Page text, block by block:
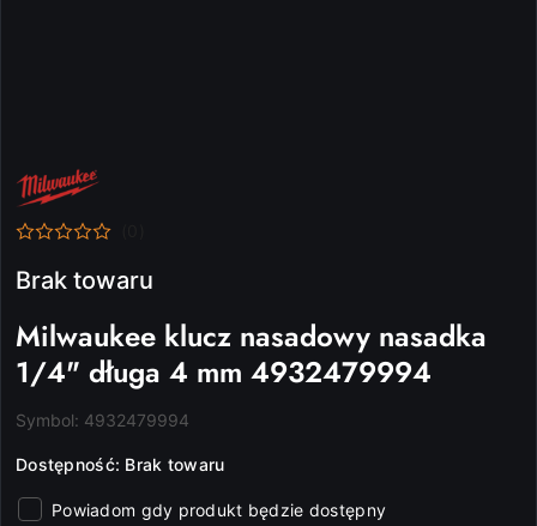
NAZWA
PRODUCENTA:
MILWAUKEE
Brak towaru
Milwaukee klucz nasadowy nasadka
1/4" długa 4 mm 4932479994
Symbol: 4932479994
Dostępność: Brak towaru
Powiadom gdy produkt będzie dostępny